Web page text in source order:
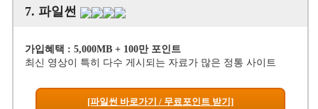
7. 파일썬
가입혜택 : 5,000MB + 100만 포인트
최신 영상이 특히 다수 게시되는 자료가 많은 정통 사이트
[파일썬 바로가기 / 무료포인트 받기]